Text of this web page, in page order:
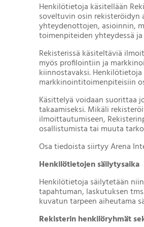
Henkilötietoja käsitellään
soveltuvin osin
yhteydenottojen, asioinnin,
toimenpiteiden yhteydessä
Rekisterissä käsiteltäviä
myös profilointiin ja
kiinnostavaksi.
markkinointitoimenpiteisiin
Käsittelyä voidaan suorittaa
takaamiseksi. Mikäli
ilmoittautumiseen,
osallistumista tai muuta
Osa tiedoista siirtyy Arena
Henkilötietojen säilytysaika
Henkilötietoja säilytetään
tapahtuman, laskutuksen
kuvatun tarpeen aiheutama
Rekisterin henkilöryhmät